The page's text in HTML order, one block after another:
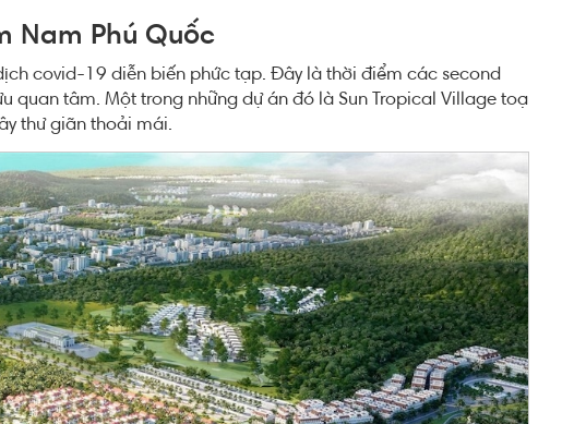
Nam Phú Quốc
covid-19 diễn biến phức tạp. Đây là thời điểm các second
quan tâm. Một trong những dự án đó là Sun Tropical Village toạ
thư giãn thoải mái.